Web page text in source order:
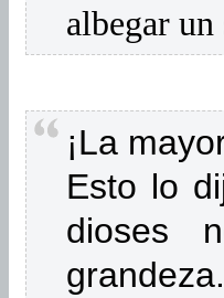
albegar
¡La
Esto lo
dioses